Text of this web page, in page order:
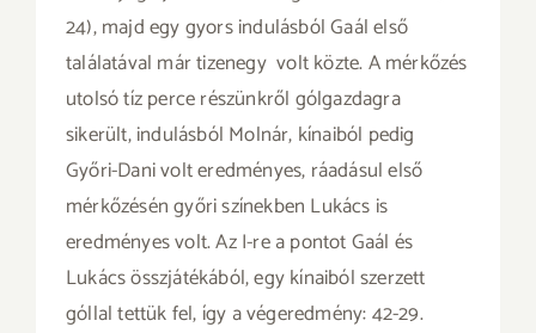
24), majd egy gyors indulásból Gaál első
találatával már tizenegy volt közte. A mérkőzés
utolsó tíz perce részünkről gólgazdagra
sikerült, indulásból Molnár, kínaiból pedig
Győri-Dani volt eredményes, ráadásul első
mérkőzésén győri színekben Lukács is
eredményes volt. Az I-re a pontot Gaál és
Lukács összjátékából, egy kínaiból szerzett
góllal tettük fel, így a végeredmény: 42-29.